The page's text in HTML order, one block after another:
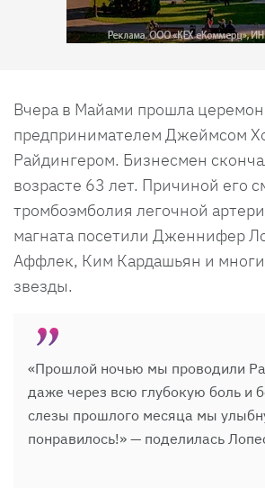
Вчера в Майами прошла
предпринимателем Джеймсом
Райдингером. Бизнесмен
возрасте 63 лет. Причиной его
тромбоэмболия легочной
магната посетили Дженнифер
Аффлек, Ким Кардашьян и
звезды.
«Прошлой ночью мы проводили
даже через всю глубокую боль и
слезы прошлого месяца мы
понравилось!» — поделилась